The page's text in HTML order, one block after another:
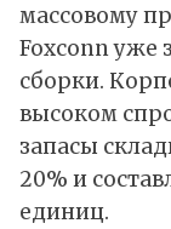
массовому
Foxconn уже
сборки.
высоком
запасы
20% и
единиц.